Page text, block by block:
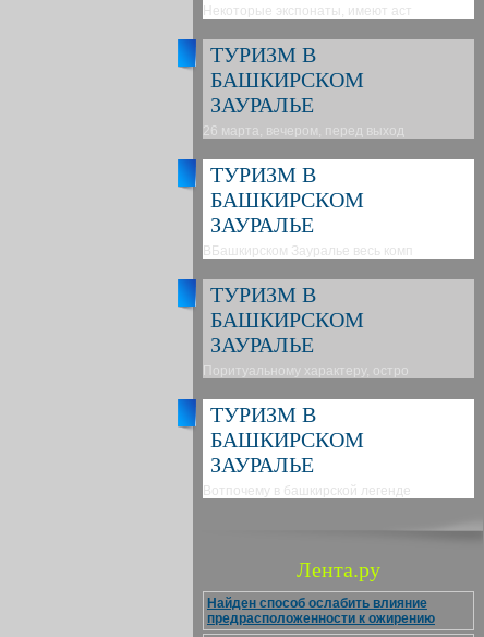
Некоторые экспонаты, имеют аст
ТУРИЗМ В
БАШКИРСКОМ
ЗАУРАЛЬЕ
26 марта, вечером, перед выход
ТУРИЗМ В
БАШКИРСКОМ
ЗАУРАЛЬЕ
ВБашкирском Зауралье весь комп
ТУРИЗМ В
БАШКИРСКОМ
ЗАУРАЛЬЕ
Поритуальному характеру, остро
ТУРИЗМ В
БАШКИРСКОМ
ЗАУРАЛЬЕ
Вотпочему в башкирской легенде
Лента.ру
Найден способ ослабить влияние
предрасположенности к ожирению